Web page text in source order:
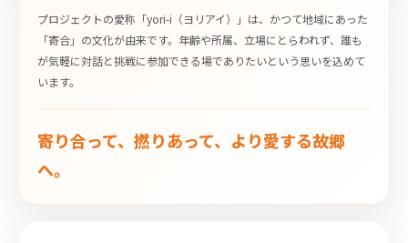
プロジェクトの愛称「yori-i（ヨリアイ）」は、かつて地域にあった
「寄合」の文化が由来です。年齢や所属、立場にとらわれず、誰も
が気軽に対話と挑戦に参加できる場でありたいという思いを込めて
います。
寄り合って、撚りあって、より愛する故郷
へ。